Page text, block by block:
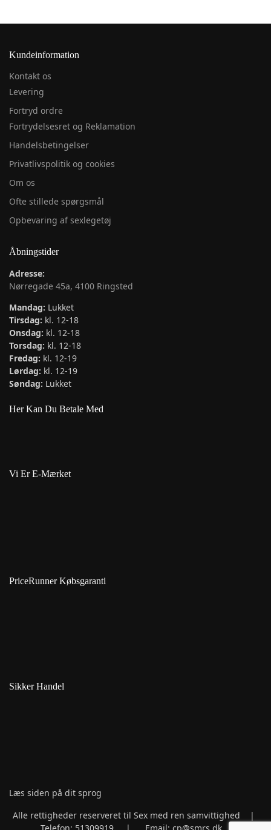
Kundeinformation
Kontakt os
Levering
Fortryd ordre
Fortrydelsesret og Reklamation
Handelsbetingelser
Privatlivspolitik og cookies
Om os
Ofte stillede spørgsmål
Opbevaring af sexlegetøj
Åbningstider
Adresse:
Nørregade 45a, 4100 Ringsted
Mandag: Lukket
Tirsdag: kl. 12-18
Onsdag: kl. 12-18
Torsdag: kl. 12-18
Fredag: kl. 12-19
Lørdag: kl. 12-19
Søndag: Lukket
Her Kan Du Betale Med
Vi Er E-Mærket
PriceRunner Købsgaranti
Sikker Handel
Læs siden på dit sprog
Alle rettigheder reserveret til Sex med ren samvittighed |